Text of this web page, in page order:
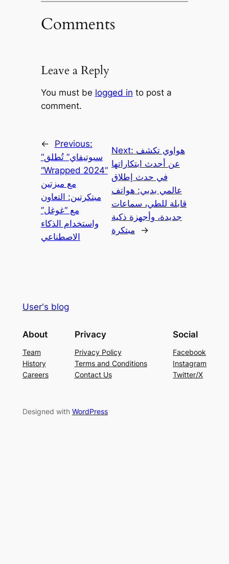
Comments
Leave a Reply
You must be logged in to post a
comment.
←
Previous:
“سبوتيفاي” تُطلق
“Wrapped 2024”
مع ميزتين
مبتكرتين: التعاون
مع “غوغل”
واستخدام الذكاء
الاصطناعي
Next: هواوي تكشف
عن أحدث ابتكاراتها
في حدث إطلاق
عالمي بدبي: هواتف
قابلة للطي، سماعات
جديدة، وأجهزة ذكية
مبتكرة
→
User's blog
About
Team
History
Careers
Privacy
Privacy Policy
Terms and Conditions
Contact Us
Social
Facebook
Instagram
Twitter/X
Designed with WordPress